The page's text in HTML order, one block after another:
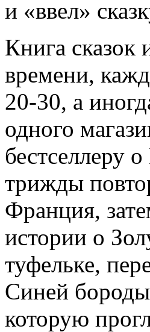
и «ввел»
Книга сказок
времени,
20-30, а
одного
бестселлеру
трижды
Франция,
истории о
туфельке,
Синей
которую